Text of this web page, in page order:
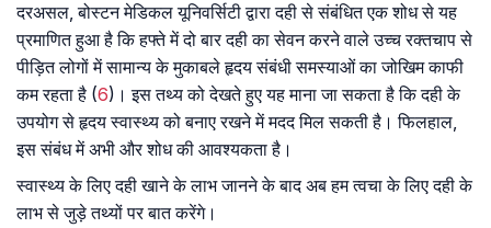
दरअसल, बोस्टन मेडिकल यूनिवर्सिटी द्वारा दही से संबंधित एक शोध से यह
प्रमाणित हुआ है कि हफ्ते में दो बार दही का सेवन करने वाले उच्च रक्तचाप से
पीड़ित लोगों में सामान्य के मुकाबले हृदय संबंधी समस्याओं का जोखिम काफी
कम रहता है (6)। इस तथ्य को देखते हुए यह माना जा सकता है कि दही के
उपयोग से हृदय स्वास्थ्य को बनाए रखने में मदद मिल सकती है। फिलहाल,
इस संबंध में अभी और शोध की आवश्यकता है।
स्वास्थ्य के लिए दही खाने के लाभ जानने के बाद अब हम त्वचा के लिए दही के
लाभ से जुड़े तथ्यों पर बात करेंगे।